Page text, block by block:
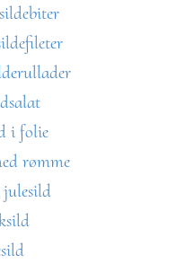
i folie
rømme